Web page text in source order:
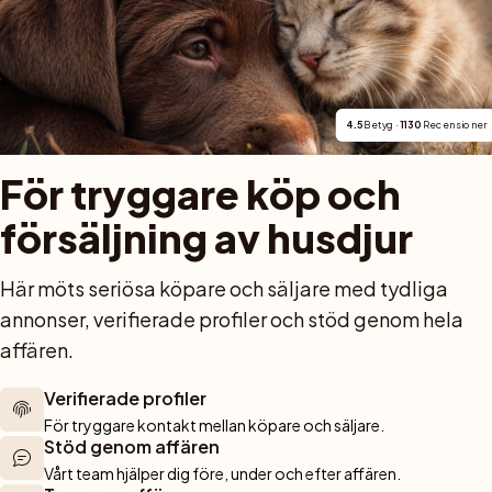
liv.
hela
och
på.
av
idag. Vi
För köpare
Köp husdjur tryggt
Köp med PetPay
Djurförsäkring
Uppfödare
Sälj hund
Katter
Köpa katt
Katter till salu
Kattungar till salu
Köpa hund
Get
Hjälp
Om oss
4.5 Betyg · 1130 Recensioner
För tryggare köp och
försäljning av husdjur
Här möts seriösa köpare och säljare med tydliga
annonser, verifierade profiler och stöd genom hela
affären.
Verifierade profiler
För tryggare kontakt mellan köpare och säljare.
Stöd genom affären
Vårt team hjälper dig före, under och efter affären.